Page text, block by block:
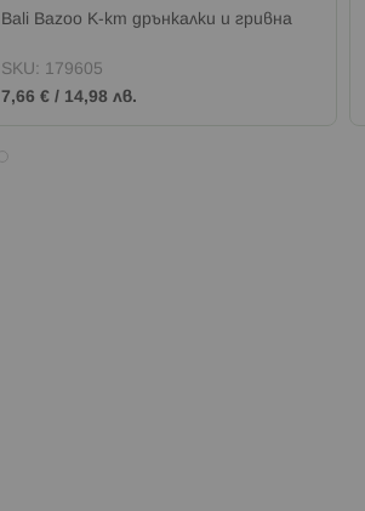
Bali Bazoo К-кт дрънкалки и гривна
SKU: 179605
7,66 € / 14,98 лв.